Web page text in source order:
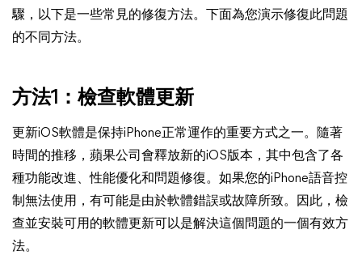
驟，以下是一些常見的修復方法。下面為您演示修復此問題
的不同方法。
方法1： 檢查軟體更新
更新iOS軟體是保持iPhone正常運作的重要方式之一。隨著
時間的推移，蘋果公司會釋放新的iOS版本，其中包含了各
種功能改進、性能優化和問題修復。如果您的iPhone語音控
制無法使用，有可能是由於軟體錯誤或故障所致。因此，檢
查並安裝可用的軟體更新可以是解決這個問題的一個有效方
法。